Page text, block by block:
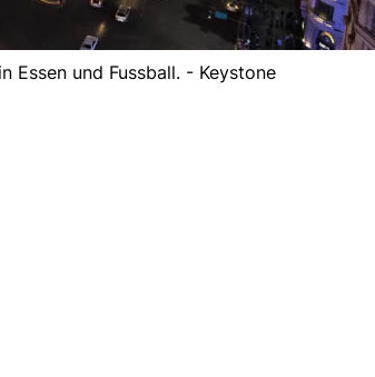
Essen und Fussball. - Keystone